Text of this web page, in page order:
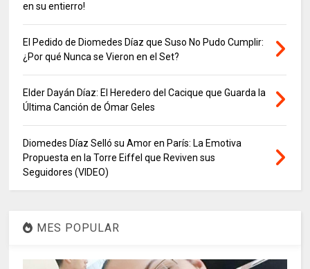
en su entierro!
El Pedido de Diomedes Díaz que Suso No Pudo Cumplir:
¿Por qué Nunca se Vieron en el Set?
Elder Dayán Díaz: El Heredero del Cacique que Guarda la
Última Canción de Ómar Geles
Diomedes Díaz Selló su Amor en París: La Emotiva
Propuesta en la Torre Eiffel que Reviven sus
Seguidores (VIDEO)
MES POPULAR